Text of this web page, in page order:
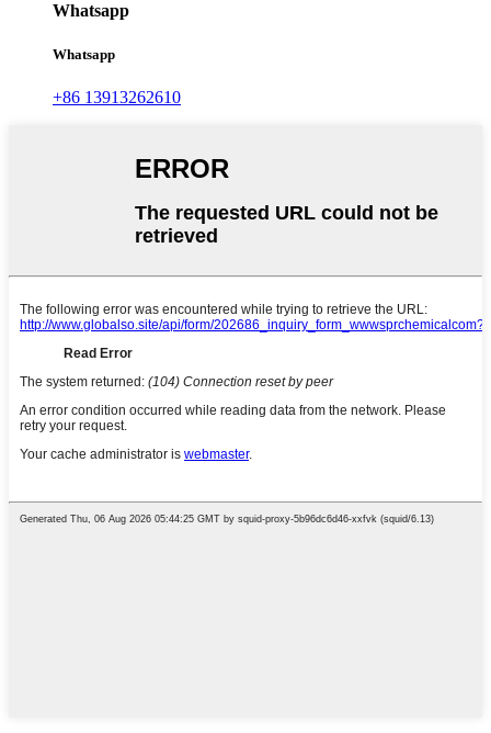
Whatsapp
Whatsapp
+86 13913262610